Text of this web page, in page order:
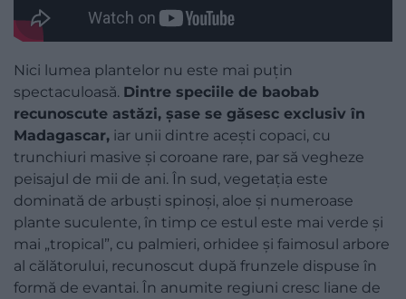
Nici lumea plantelor nu este mai puțin
spectaculoasă. Dintre speciile de baobab
recunoscute astăzi, șase se găsesc exclusiv în
Madagascar, iar unii dintre acești copaci, cu
trunchiuri masive și coroane rare, par să vegheze
peisajul de mii de ani. În sud, vegetația este
dominată de arbuști spinoși, aloe și numeroase
plante suculente, în timp ce estul este mai verde și
mai „tropical”, cu palmieri, orhidee și faimosul arbore
al călătorului, recunoscut după frunzele dispuse în
formă de evantai. În anumite regiuni cresc liane de